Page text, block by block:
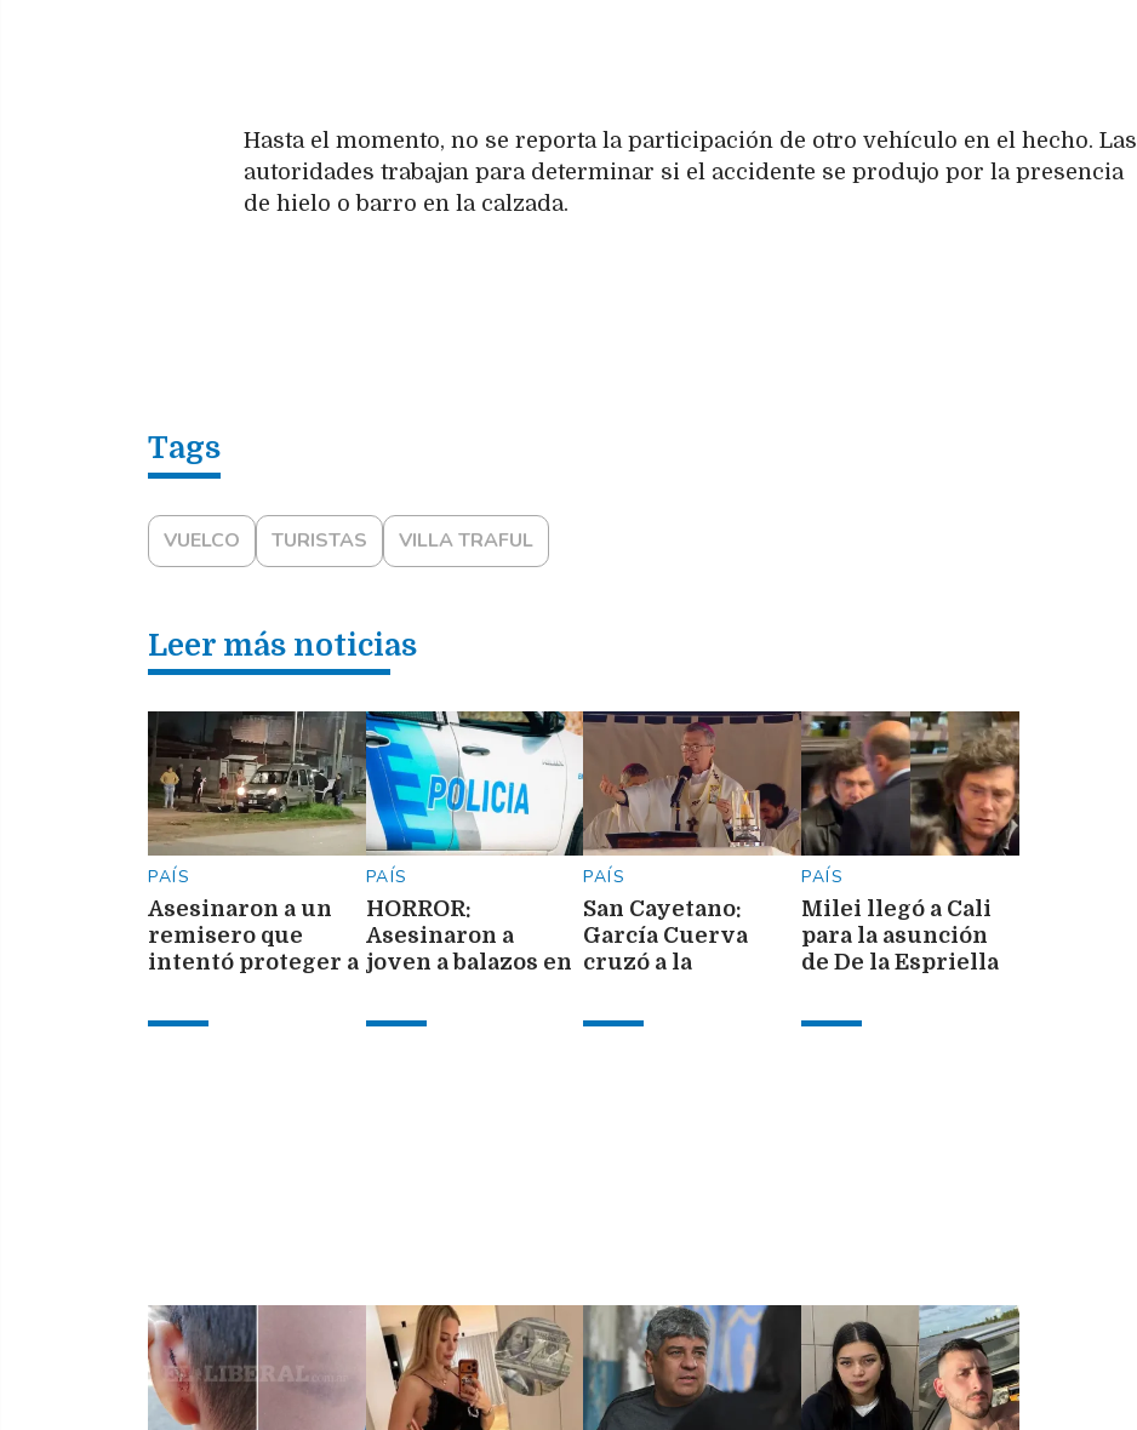
Hasta el momento, no se reporta la participación de otro vehículo en el hecho. Las
autoridades trabajan para determinar si el accidente se produjo por la presencia
de hielo o barro en la calzada.
VUELCO TURISTAS VILLA TRAFUL
Leer más noticias
PAÍS
Asesinaron a un
remisero que
intentó proteger a
dos motochorros
PAÍS
HORROR:
Asesinaron a
joven a balazos en
PAÍS
San Cayetano:
García Cuerva
cruzó a la
política: "Hablan
PAÍS
Milei llegó a Cali
para la asunción
de De la Espriella
de Colombia